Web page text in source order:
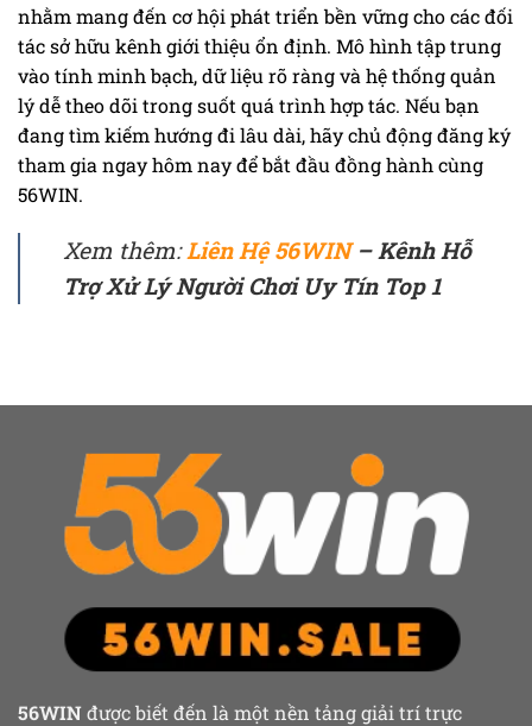
nhằm mang đến cơ hội phát triển bền vững cho các đối
tác sở hữu kênh giới thiệu ổn định. Mô hình tập trung
vào tính minh bạch, dữ liệu rõ ràng và hệ thống quản
lý dễ theo dõi trong suốt quá trình hợp tác. Nếu bạn
đang tìm kiếm hướng đi lâu dài, hãy chủ động đăng ký
tham gia ngay hôm nay để bắt đầu đồng hành cùng
56WIN.
Xem thêm:Liên Hệ 56WIN– Kênh Hỗ
Trợ Xử Lý Người Chơi Uy Tín Top 1
56WINđược biết đến là một nền tảng giải trí trực